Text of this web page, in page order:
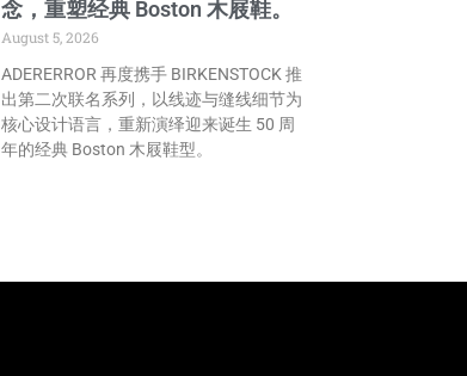
念，重塑经典 Boston 木屐鞋。
August 5, 2026
ADERERROR 再度携手 BIRKENSTOCK 推
出第二次联名系列，以线迹与缝线细节为
核心设计语言，重新演绎迎来诞生 50 周
年的经典 Boston 木屐鞋型。